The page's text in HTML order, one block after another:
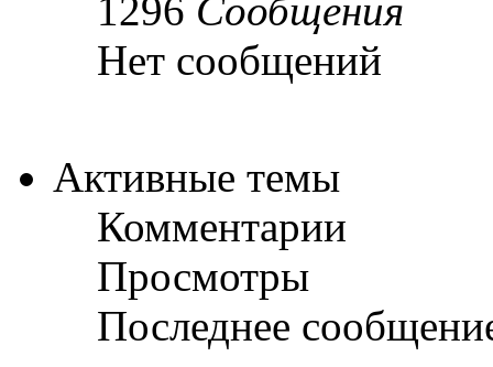
1296 Сообщения
Нет сообщений
Активные темы
Комментарии
Просмотры
Последнее